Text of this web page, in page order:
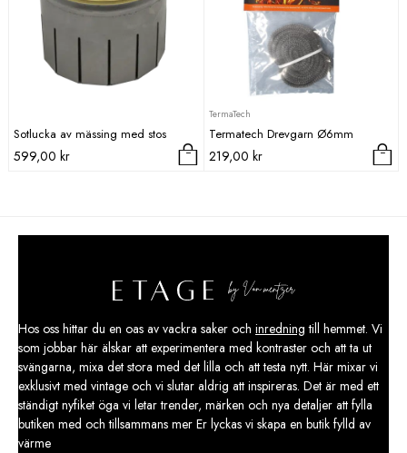
Sotlucka av mässing med stos
599,00 kr
TermaTech
Termatech Drevgarn Ø6mm
219,00 kr
Hos oss hittar du en oas av vackra saker och inredning till hemmet. Vi
som jobbar här älskar att experimentera med kontraster och att ta ut
svängarna, mixa det stora med det lilla och att testa nytt. Här mixar vi
exklusivt med vintage och vi slutar aldrig att inspireras. Det är med ett
ständigt nyfiket öga vi letar trender, märken och nya detaljer att fylla
butiken med och tillsammans mer Er lyckas vi skapa en butik fylld av
värme